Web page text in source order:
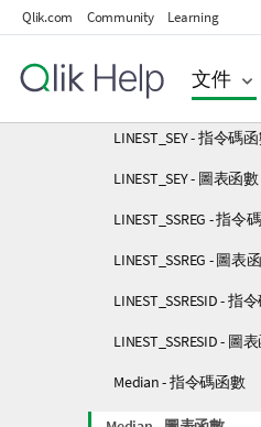
Qlik.com Community Learning
文件
LINEST_SEB - 圖表函數
LINEST_SEM - 圖表函數
LINEST_SEY - 指令碼
LINEST_SEY - 圖表函數
LINEST_SSREG - 指令
LINEST_SSREG - 圖表
LINEST_SSRESID - 指
LINEST_SSRESID - 圖
Median - 指令碼函數